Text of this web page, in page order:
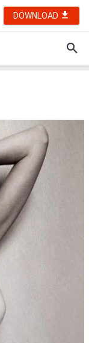
DOWNLOAD